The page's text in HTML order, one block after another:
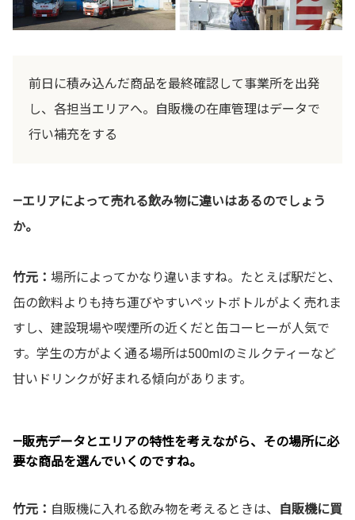
前日に積み込んだ商品を最終確認して事業所を出発
し、各担当エリアへ。自販機の在庫管理はデータで
行い補充をする
—エリアによって売れる飲み物に違いはあるのでしょう
か。
竹元： 場所によってかなり違いますね。たとえば駅だと、
缶の飲料よりも持ち運びやすいペットボトルがよく売れま
すし、建設現場や喫煙所の近くだと缶コーヒーが人気で
す。学生の方がよく通る場所は500mlのミルクティーなど
甘いドリンクが好まれる傾向があります。
—販売データとエリアの特性を考えながら、その場所に必
要な商品を選んでいくのですね。
竹元： 自販機に入れる飲み物を考えるときは、
自販機に買